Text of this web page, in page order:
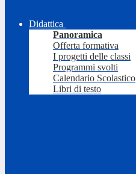
Didattica
Panoramica
Offerta formativa
I progetti delle classi
Programmi svolti
Calendario Scolastico
Libri di testo